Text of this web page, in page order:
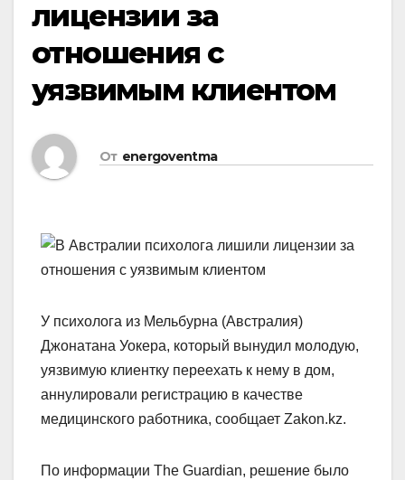
лицензии за
отношения с
уязвимым клиентом
От energoventma
У психолога из Мельбурна (Австралия)
Джонатана Уокера, который вынудил молодую,
уязвимую клиентку переехать к нему в дом,
аннулировали регистрацию в качестве
медицинского работника, сообщает Zakon.kz.
По информации The Guardian, решение было